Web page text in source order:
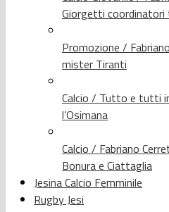
Giorgetti coordinatori
Promozione /
mister Tiranti
Calcio / Tutto e tutti
l’Osimana
Calcio / Fabriano
Bonura e Ciattaglia
Jesina Calcio Femminile
Rugby Jesi